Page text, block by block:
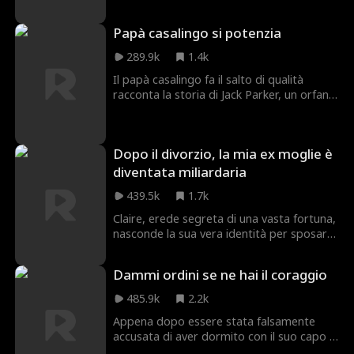
Papà casalingo si potenzia
289.9k
1.4k
Il papà casalingo fa il salto di qualità
racconta la storia di Jack Parker, un orfano
approvato e sta attivamente cercando di
sabotare la loro relazione. Tutto cambia
aziende più ricche del mondo. Ora Jack
deve convincerli di essere davvero un
miliardario, prima che sabotino il suo
matrimonio, gli portino via la figlia o
Dopo il divorzio, la mia ex moglie è
diventata miliardaria
439.5k
1.7k
Claire, erede segreta di una vasta fortuna,
nasconde la sua vera identità per sposare
influenza per facilitare il percorso di Milo
nella costruzione della sua startup.
Proprio quando Milo è sull'orlo del
successo, Claire scopre che lui è stato
infedele. Affrontato, Milo ammette di non
Dammi ordini se ne hai il coraggio
485.9k
2.2k
Appena dopo essere stata falsamente
accusata di aver dormito con il suo capo e